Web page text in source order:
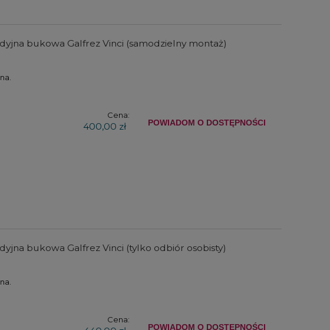
bukowa Galfrez Vinci (samodzielny montaż)
Cena:
400,00 zł POWIADOM O DOSTĘPNOŚCI
bukowa Galfrez Vinci (tylko odbiór osobisty)
Cena:
POWIADOM O DOSTĘPNOŚCI